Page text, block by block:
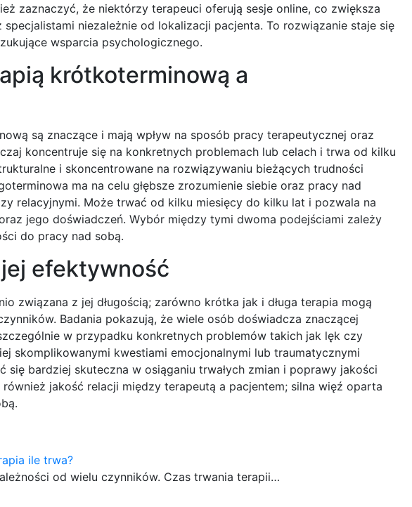
zaznaczyć, że niektórzy terapeuci oferują sesje online, co zwiększa
niezależnie od lokalizacji pacjenta. To rozwiązanie staje się
wsparcia psychologicznego.
krótkoterminową a
są znaczące i mają wpływ na sposób pracy terapeutycznej oraz
koncentruje się na konkretnych problemach lub celach i trwa od kilku
i skoncentrowane na rozwiązywaniu bieżących trudności
ma na celu głębsze zrozumienie siebie oraz pracy nad
relacyjnymi. Może trwać od kilku miesięcy do kilku lat i pozwala na
jego doświadczeń. Wybór między tymi dwoma podejściami zależy
do pracy nad sobą.
efektywność
związana z jej długością; zarówno krótka jak i długa terapia mogą
Badania pokazują, że wiele osób doświadcza znaczącej
w przypadku konkretnych problemów takich jak lęk czy
skomplikowanymi kwestiami emocjonalnymi lub traumatycznymi
się bardziej skuteczna w osiąganiu trwałych zmian i poprawy jakości
jakość relacji między terapeutą a pacjentem; silna więź oparta
ile trwa?
od wielu czynników. Czas trwania terapii…